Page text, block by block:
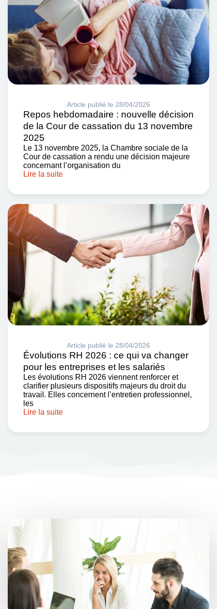
Article publié le 28/04/2026
Repos hebdomadaire : nouvelle décision
de la Cour de cassation du 13 novembre
2025
Le 13 novembre 2025, la Chambre sociale de la
Cour de cassation a rendu une décision majeure
concernant l’organisation du
Lire la suite
Article publié le 28/04/2026
Évolutions RH 2026 : ce qui va changer
pour les entreprises et les salariés
Les évolutions RH 2026 viennent renforcer et
clarifier plusieurs dispositifs majeurs du droit du
travail. Elles concernent l’entretien professionnel,
les
Lire la suite